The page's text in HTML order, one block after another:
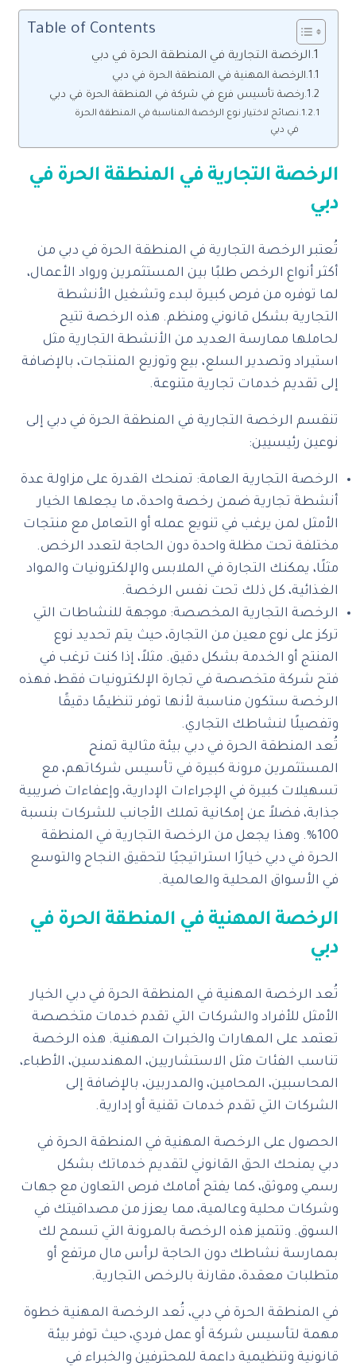
Table of Contents
الرخصة التجارية في المنطقة الحرة في دبي
الرخصة المهنية في المنطقة الحرة في دبي
رخصة تأسيس فرع في شركة في المنطقة الحرة في دبي
نصائح لاختيار نوع الرخصة المناسبة في المنطقة الحرة
في دبي
الرخصة التجارية في المنطقة الحرة في
دبي
تُعتبر الرخصة التجارية في المنطقة الحرة في دبي من
أكثر أنواع الرخص طلبًا بين المستثمرين ورواد الأعمال،
لما توفره من فرص كبيرة لبدء وتشغيل الأنشطة
التجارية بشكل قانوني ومنظم. هذه الرخصة تتيح
لحاملها ممارسة العديد من الأنشطة التجارية مثل
استيراد وتصدير السلع، بيع وتوزيع المنتجات، بالإضافة
إلى تقديم خدمات تجارية متنوعة.
تنقسم الرخصة التجارية في المنطقة الحرة في دبي إلى
نوعين رئيسيين:
الرخصة التجارية العامة: تمنحك القدرة على مزاولة عدة
أنشطة تجارية ضمن رخصة واحدة، ما يجعلها الخيار
الأمثل لمن يرغب في تنويع عمله أو التعامل مع منتجات
مختلفة تحت مظلة واحدة دون الحاجة لتعدد الرخص.
مثلًا، يمكنك التجارة في الملابس والإلكترونيات والمواد
الغذائية، كل ذلك تحت نفس الرخصة.
الرخصة التجارية المخصصة: موجهة للنشاطات التي
تركز على نوع معين من التجارة، حيث يتم تحديد نوع
المنتج أو الخدمة بشكل دقيق. مثلاً، إذا كنت ترغب في
فتح شركة متخصصة في تجارة الإلكترونيات فقط، فهذه
الرخصة ستكون مناسبة لأنها توفر تنظيمًا دقيقًا
وتفصيلًا لنشاطك التجاري.
تُعد المنطقة الحرة في دبي بيئة مثالية تمنح
المستثمرين مرونة كبيرة في تأسيس شركاتهم، مع
تسهيلات كبيرة في الإجراءات الإدارية، وإعفاءات ضريبية
جذابة، فضلاً عن إمكانية تملك الأجانب للشركات بنسبة
100%. وهذا يجعل من الرخصة التجارية في المنطقة
الحرة في دبي خيارًا استراتيجيًا لتحقيق النجاح والتوسع
في الأسواق المحلية والعالمية.
الرخصة المهنية في المنطقة الحرة في
دبي
تُعد الرخصة المهنية في المنطقة الحرة في دبي الخيار
الأمثل للأفراد والشركات التي تقدم خدمات متخصصة
تعتمد على المهارات والخبرات المهنية. هذه الرخصة
تناسب الفئات مثل الاستشاريين، المهندسين، الأطباء،
المحاسبين، المحامين، والمدربين، بالإضافة إلى
الشركات التي تقدم خدمات تقنية أو إدارية.
الحصول على الرخصة المهنية في المنطقة الحرة في
دبي يمنحك الحق القانوني لتقديم خدماتك بشكل
رسمي وموثق، كما يفتح أمامك فرص التعاون مع جهات
وشركات محلية وعالمية، مما يعزز من مصداقيتك في
السوق. وتتميز هذه الرخصة بالمرونة التي تسمح لك
بممارسة نشاطك دون الحاجة لرأس مال مرتفع أو
متطلبات معقدة، مقارنة بالرخص التجارية.
في المنطقة الحرة في دبي، تُعد الرخصة المهنية خطوة
مهمة لتأسيس شركة أو عمل فردي، حيث توفر بيئة
قانونية وتنظيمية داعمة للمحترفين والخبراء في